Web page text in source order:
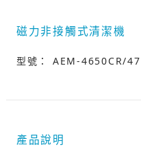
磁力非接觸式清潔機
型號： AEM-4650CR/
產品說明